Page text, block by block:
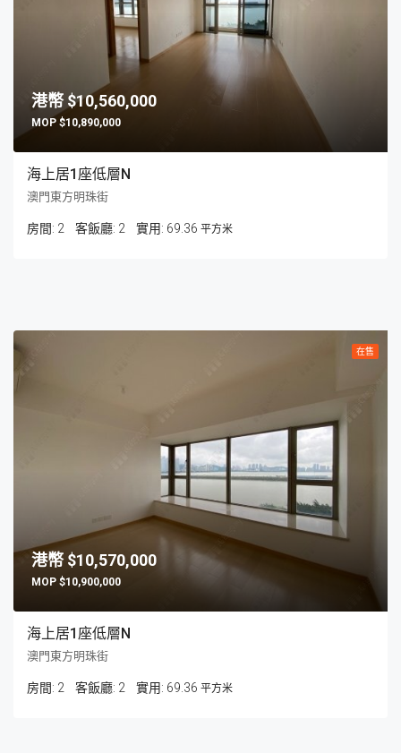
$10,560,000
$10,890,000
海上居1座低層N
澳門東方明珠街
房間: 2 客飯廳: 2 69.36 平方米
在售
$10,570,000
$10,900,000
海上居1座低層N
澳門東方明珠街
房間: 2 客飯廳: 2 69.36 平方米